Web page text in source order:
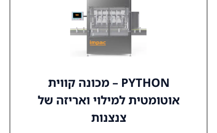
PYTHON – מכונה קווית
אוטומטית למילוי ואריזה של
צנצנות